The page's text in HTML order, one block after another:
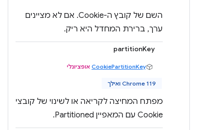
השם של קובץ ה-Cookie. אם לא מציינים
ערך, ברירת המחדל היא ריק.
partitionKey
CookiePartitionKey אופציונלי
Chrome 119 ואילך
מפתח המחיצה לקריאה או לשינוי של קובצי
Cookie עם המאפיין Partitioned.